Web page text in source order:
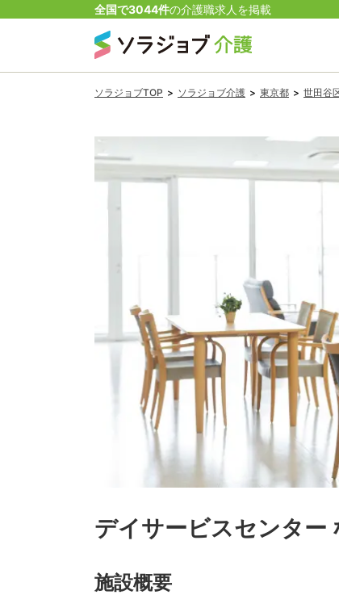
全国で3044件の介護職求人を掲載
ソラジョブTOP > ソラジョブ介護 > 東京都 > 世田谷
デイサービスセンター
施設概要